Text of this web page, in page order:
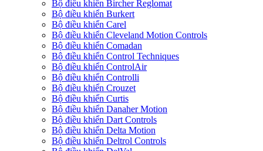
Bộ điều khiển Bircher Reglomat
Bộ điều khiển Burkert
Bộ điều khiển Carel
Bộ điều khiển Cleveland Motion Controls
Bộ điều khiển Comadan
Bộ điều khiển Control Techniques
Bộ điều khiển ControlAir
Bộ điều khiển Controlli
Bộ điều khiển Crouzet
Bộ điều khiển Curtis
Bộ điều khiển Danaher Motion
Bộ điều khiển Dart Controls
Bộ điều khiển Delta Motion
Bộ điều khiển Deltrol Controls